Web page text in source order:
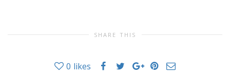
SHARE THIS
0 likes